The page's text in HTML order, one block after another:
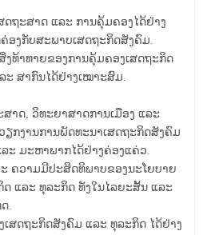
ຖະສາດ ແລະ ການຄຸ້ມຄອງໄດ້ຢ່າງ
ອງກັບສະພາບເສດຖະກິດສັງຄົມ.
ງທ້າທາຍຂອງການຄຸ້ມຄອງເສດຖະກິດ
ະ ສາກົນໄດ້ຢ່າງເໝາະສົມ.
າດ, ວິທະຍາສາດການເມືອງ ແລະ
ຽກງານການພັດທະນາເສດຖະກິດສັງຄົມ
ະ ມະຫາພາກໄດ້ຢ່າງຄ່ອງແຄ່ວ.
ຄວາມມີປະສິດທິພາບຂອງນະໂຍບາຍ
ດ ແລະ ທຸລະກິດ ທັງໃນໄລຍະສັ້ນ ແລະ
.
ສດຖະກິດສັງຄົມ ແລະ ທຸລະກິດ ໄດ້ຢ່າງ